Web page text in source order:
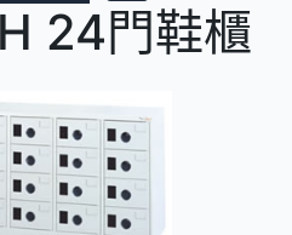
24門鞋櫃